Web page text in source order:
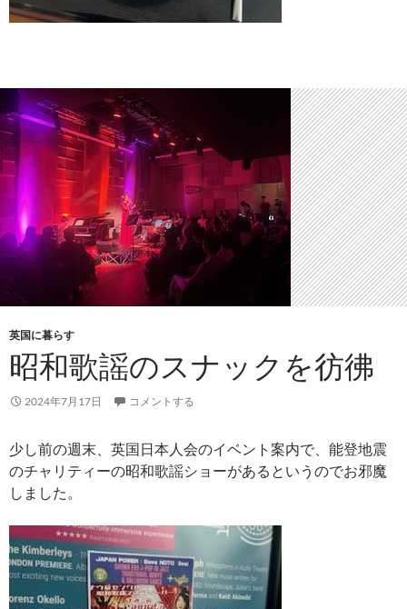
英国に暮らす
昭和歌謡のスナックを彷彿
2024年7月17日 コメントする
少し前の週末、英国日本人会のイベント案内で、能登地震
のチャリティーの昭和歌謡ショーがあるというのでお邪魔
しました。